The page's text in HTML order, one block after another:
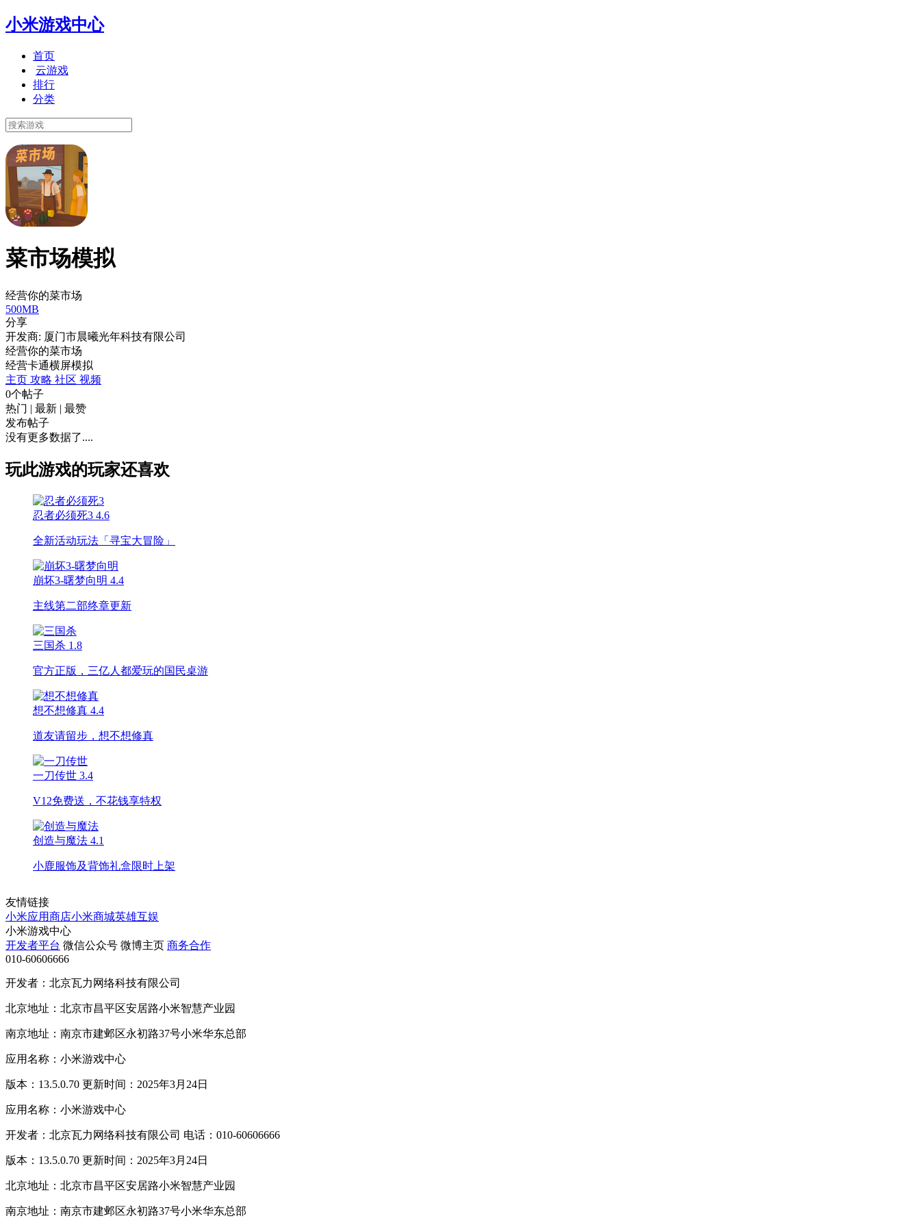
小米游戏中心
首页
云游戏
排行
分类
菜市场模拟
经营你的菜市场
500MB
分享
开发商: 厦门市晨曦光年科技有限公司
经营你的菜市场
经营卡通横屏模拟
主页 攻略 社区 视频
0个帖子
热门 | 最新 | 最赞
发布帖子
没有更多数据了....
玩此游戏的玩家还喜欢
忍者必须死3 4.6
全新活动玩法「寻宝大冒险」
崩坏3-曙梦向明 4.4
主线第二部终章更新
三国杀 1.8
官方正版，三亿人都爱玩的国民桌游
想不想修真 4.4
道友请留步，想不想修真
一刀传世 3.4
V12免费送，不花钱享特权
创造与魔法 4.1
小鹿服饰及背饰礼盒限时上架
友情链接
小米应用商店小米商城英雄互娱
小米游戏中心
开发者平台 微信公众号 微博主页 商务合作
010-60606666
开发者：北京瓦力网络科技有限公司
北京地址：北京市昌平区安居路小米智慧产业园
南京地址：南京市建邺区永初路37号小米华东总部
应用名称：小米游戏中心
版本：13.5.0.70 更新时间：2025年3月24日
应用名称：小米游戏中心
开发者：北京瓦力网络科技有限公司 电话：010-60606666
版本：13.5.0.70 更新时间：2025年3月24日
北京地址：北京市昌平区安居路小米智慧产业园
南京地址：南京市建邺区永初路37号小米华东总部